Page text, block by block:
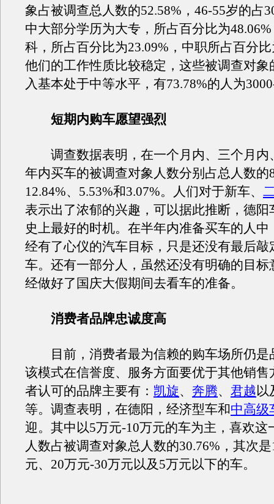
象占被调查总人数的52.58%，46-55岁的占
中大部分学历为大专，所占百分比为
科，所占百分比为23.09%，中职所占百分
他们的工作性质比较稳定，这些被调查对象
入基本处于中等水平，有73.78%的人为
短期内购车愿望强烈
调查数据表明，在一个月内、三个月内
年内买车的被调查对象人数分别占总人数的
12.84%、5.53%和3.07%。人们对于新车、
表示出了浓郁的兴趣，可以据此推断，德阳
史上最好的时机。在半年内准备买车的人中
经有了心仪的汽车目标，只是还没有最后敲
车。还有一部分人，虽然还没有明确的目标
经做好了国庆大假期间去看车的准备。
消费者品牌忠诚度高
目前，消费者最为信赖的购车场所仍是
该模式在信誉度、服务方面要优于其他销售
者认可的品牌主要有： 凯旋、 奔腾、 君越以
等。调查表明，在德阳，经济型车和中高级
迎。其中以5万元-10万元的车为主，喜欢这
人数占被调查对象总人数的30.76%，其次
元、20万元-30万元以及5万元以下的车。